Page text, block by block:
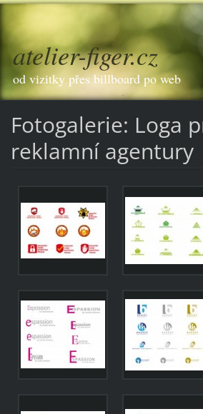
atelier-figer.cz
od vizitky přes billboard po web
Fotogalerie: Loga
reklamní agentury